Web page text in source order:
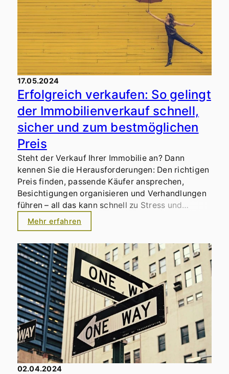
17.05.2024
Erfolgreich verkaufen: So gelingt
der Immobilienverkauf schnell,
sicher und zum bestmöglichen
Preis
Steht der Verkauf Ihrer Immobilie an? Dann
kennen Sie die Herausforderungen: Den richtigen
Preis finden, passende Käufer ansprechen,
Besichtigungen organisieren und Verhandlungen
führen – all das kann schnell zu Stress und
Unsicherheit führen. Mit uns an Ihrer Seite können
Sie den Verkauf Ihrer Immobilie gelassen
kümmern uns um alles – von der kostenlosen
Erstberatung bis zum reibungslosen Notartermin.
Mehr erfahren
02.04.2024